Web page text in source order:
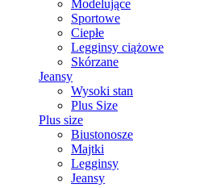
Modelujące
Sportowe
Ciepłe
Legginsy ciążowe
Skórzane
Jeansy
Wysoki stan
Plus Size
Plus size
Biustonosze
Majtki
Legginsy
Jeansy